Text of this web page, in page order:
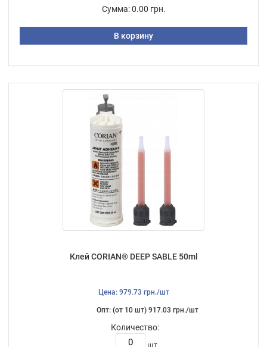
Сумма: 0.00 грн.
В корзину
Клей CORIAN® DEEP SABLE 50ml
Цена: 979.73 грн./шт
Опт: (от 10 шт) 917.03 грн./шт
Количество:
шт